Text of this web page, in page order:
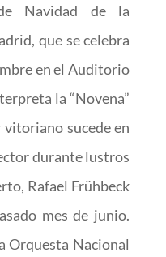
Navidad de la
que se celebra
en el Auditorio
la “Novena”
sucede en
durante lustros
Rafael Frühbeck
mes de junio.
Orquesta Nacional